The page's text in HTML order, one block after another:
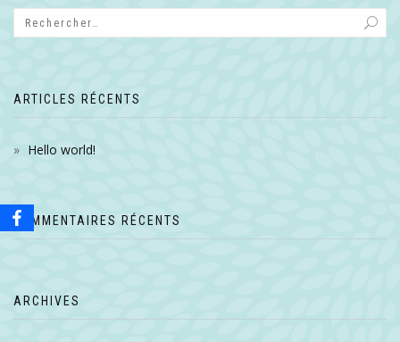
ARTICLES RÉCENTS
Hello world!
COMMENTAIRES RÉCENTS
ARCHIVES